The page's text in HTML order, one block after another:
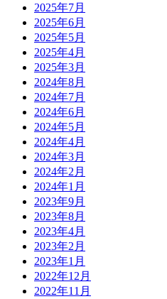
2025年7月
2025年6月
2025年5月
2025年4月
2025年3月
2024年8月
2024年7月
2024年6月
2024年5月
2024年4月
2024年3月
2024年2月
2024年1月
2023年9月
2023年8月
2023年4月
2023年2月
2023年1月
2022年12月
2022年11月